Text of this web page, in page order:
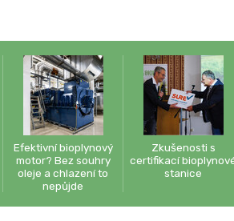
Efektivní bioplynový
motor? Bez souhry
oleje a chlazení to
nepůjde
Zkušenosti s
certifikací
stanice